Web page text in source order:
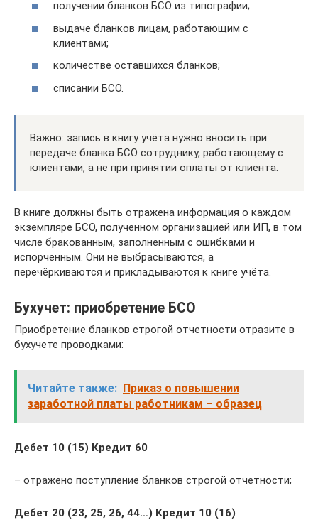
получении бланков БСО из типографии;
выдаче бланков лицам, работающим с
клиентами;
количестве оставшихся бланков;
списании БСО.
Важно: запись в книгу учёта нужно вносить при
передаче бланка БСО сотруднику, работающему с
клиентами, а не при принятии оплаты от клиента.
В книге должны быть отражена информация о каждом
экземпляре БСО, полученном организацией или ИП, в том
числе бракованным, заполненным с ошибками и
испорченным. Они не выбрасываются, а
перечёркиваются и прикладываются к книге учёта.
Бухучет: приобретение БСО
Приобретение бланков строгой отчетности отразите в
бухучете проводками:
Читайте также: Приказ о повышении
заработной платы работникам – образец
Дебет 10 (15) Кредит 60
– отражено поступление бланков строгой отчетности;
Дебет 20 (23, 25, 26, 44…) Кредит 10 (16)